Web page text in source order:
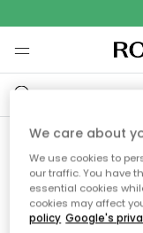
Emme
We care about
We use cookies to
our traffic. You have
essential cookies
cookies may affect
policy Google's